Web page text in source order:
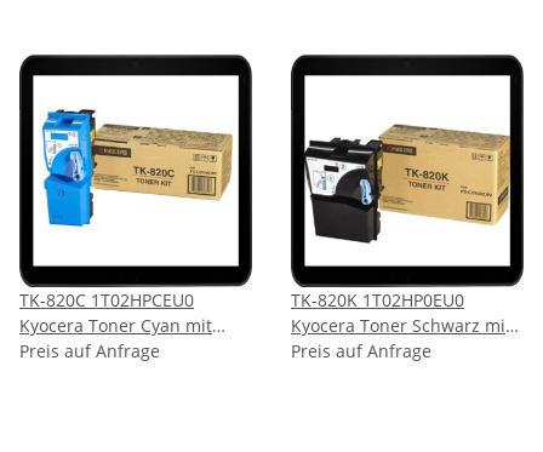
TK-820C 1T02HPCEU0
Kyocera Toner Cyan mit
7.000 Seiten Druckleistung
Preis auf Anfrage
TK-820K 1T02HP0EU0
Kyocera Toner Schwarz mit
15.000 Seiten Druckleistung
Preis auf Anfrage